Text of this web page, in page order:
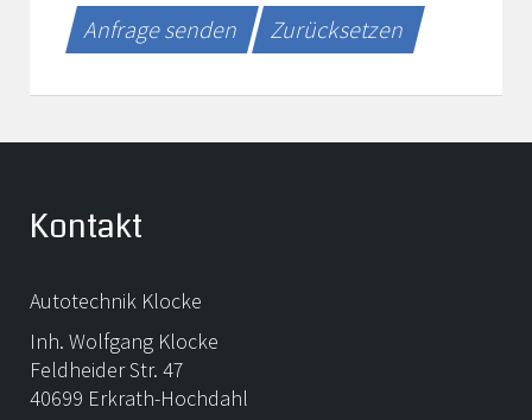
Anfrage senden Zurücksetzen
Kontakt
Autotechnik Klocke
Inh. Wolfgang Klocke
Feldheider Str. 47
40699 Erkrath-Hochdahl